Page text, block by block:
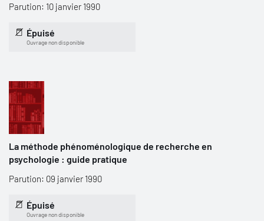
Parution: 10 janvier 1990
Épuisé
Ouvrage non disponible
La méthode phénoménologique de recherche en
psychologie : guide pratique
Parution: 09 janvier 1990
Épuisé
Ouvrage non disponible